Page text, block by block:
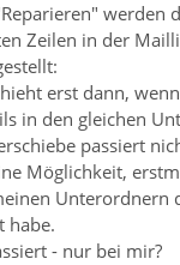
Zeilen in der
erst dann,
in den gleichen
passiert
Möglichkeit,
Unterordnern
habe.
- nur bei mir?